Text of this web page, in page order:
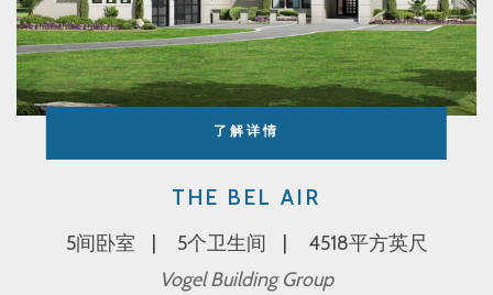
了解详情
THE BEL AIR
5间卧室 5个卫生间
4518平方英尺
Vogel Building Group